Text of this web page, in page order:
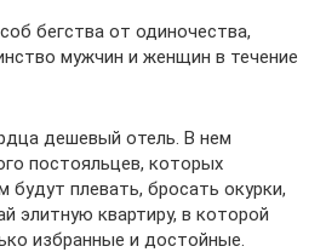
бегства от одиночества,
мужчин и женщин в течение
дешевый отель. В нем
постояльцев, которых
будут плевать, бросать окурки,
элитную квартиру, в которой
избранные и достойные.